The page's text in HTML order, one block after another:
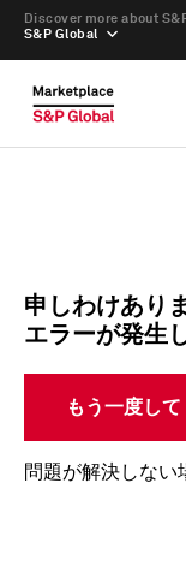
S&P Global
Discover more about
申しわけあり
エラーが発生
もう一度し
問題が解決しない